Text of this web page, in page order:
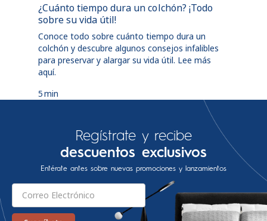
¿Cuánto tiempo dura un colchón? ¡Todo
sobre su vida útil!
Conoce todo sobre cuánto tiempo dura un
colchón y descubre algunos consejos infalibles
para preservar y alargar su vida útil. Lee más
aquí.
5min
Regístrate y recibe
descuentos exclusivos
Entérate antes sobre nuevas promociones y lanzamientos